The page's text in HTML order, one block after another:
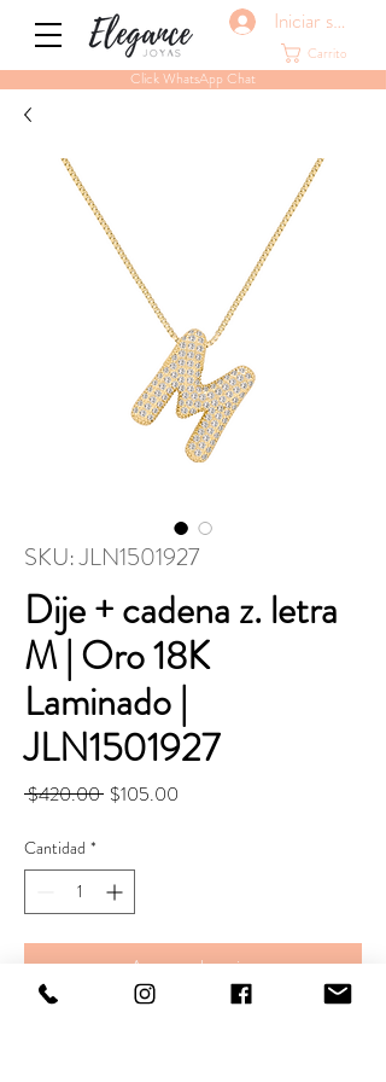
Carrito
Click WhatsApp Chat
Iniciar sesión
SKU: JLN1501927
Dije + cadena z. letra
M | Oro 18K
Laminado |
JLN1501927
$420.00 Precio
$105.00
Cantidad *
Agregar al carrito